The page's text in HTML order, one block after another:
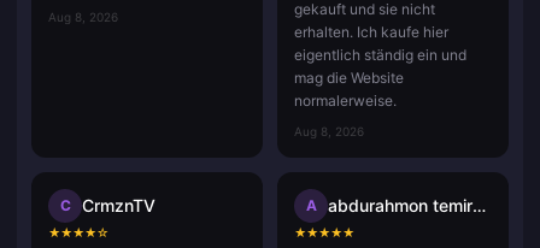
Aug 8, 2026
gekauft und sie nicht
erhalten. Ich kaufe hier
eigentlich ständig ein und
mag die Website
normalerweise.
Aug 8, 2026
C CrmznTV
★★★★☆
A abdurahmon temirqulov
★★★★★